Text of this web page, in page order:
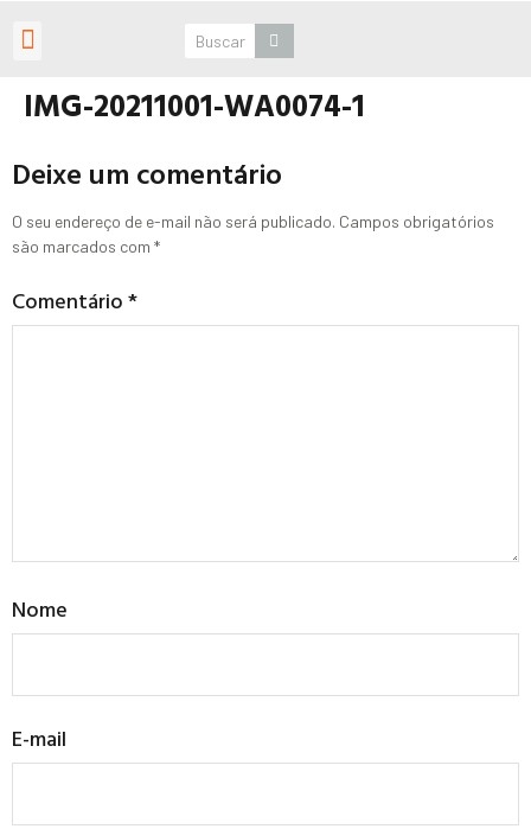
IMG-20211001-WA0074-1
Deixe um comentário
O seu endereço de e-mail não será publicado. Campos obrigatórios
são marcados com *
Comentário*
Nome
E-mail